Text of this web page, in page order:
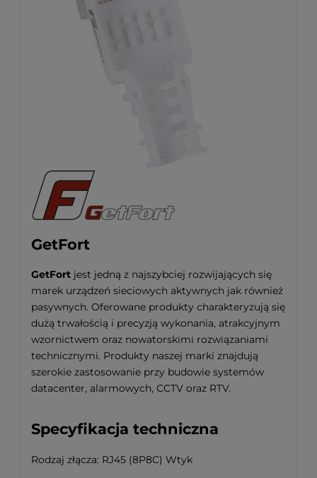
GetFort
GetFort jest jedną z najszybciej rozwijających się
marek urządzeń sieciowych aktywnych jak również
pasywnych. Oferowane produkty charakteryzują się
dużą trwałością i precyzją wykonania, atrakcyjnym
wzornictwem oraz nowatorskimi rozwiązaniami
technicznymi. Produkty naszej marki znajdują
szerokie zastosowanie przy budowie systemów
datacenter, alarmowych, CCTV oraz RTV.
Specyfikacja techniczna
Rodzaj złącza: RJ45 (8P8C) Wtyk